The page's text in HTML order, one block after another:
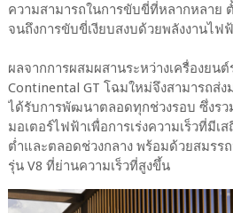
ความสามารถในการขับขี่ที่หลากหลาย
จนถึงการขับขี่เงียบสงบด้วยพลังงานไฟ
ผลจากการผสมผสานระหว่างเครื่องยน
Continental GT โฉมใหม่จึงสามารถส่
ได้รับการพัฒนาตลอดทุกช่วงรอบ ซึ่งรว
มอเตอร์ไฟฟ้าเพื่อการเร่งความเร็วที่มีเ
ต่ำและตลอดช่วงกลาง พร้อมด้วยสมรร
รุ่น V8 ที่ย่านความเร็วที่สูงขึ้น